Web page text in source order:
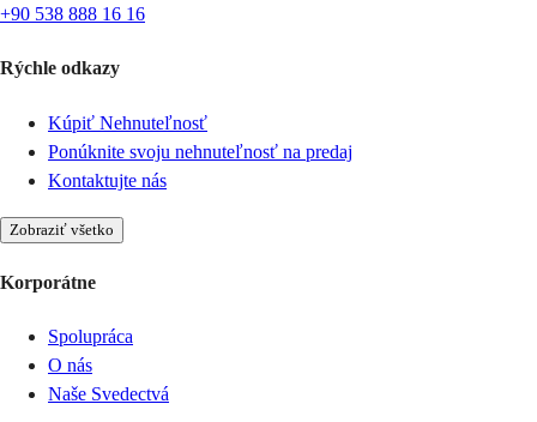
+90 538 888 16 16
Rýchle odkazy
Kúpiť Nehnuteľnosť
Ponúknite svoju nehnuteľnosť na predaj
Kontaktujte nás
Zobraziť všetko
Korporátne
Spolupráca
O nás
Naše Svedectvá